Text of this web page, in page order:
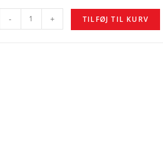
- + TILFØJ TIL KURV